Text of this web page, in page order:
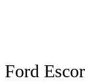
Ford